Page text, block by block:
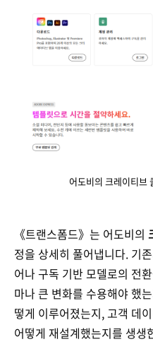
어도비의 크레이티브
《트랜스폼드》는 어도비의
정을 상세히 풀어냅니다. 기
어나 구독 기반 모델로의 전
마나 큰 변화를 수용해야 했
떻게 이루어졌는지, 고객 데
어떻게 재설계했는지를 생생